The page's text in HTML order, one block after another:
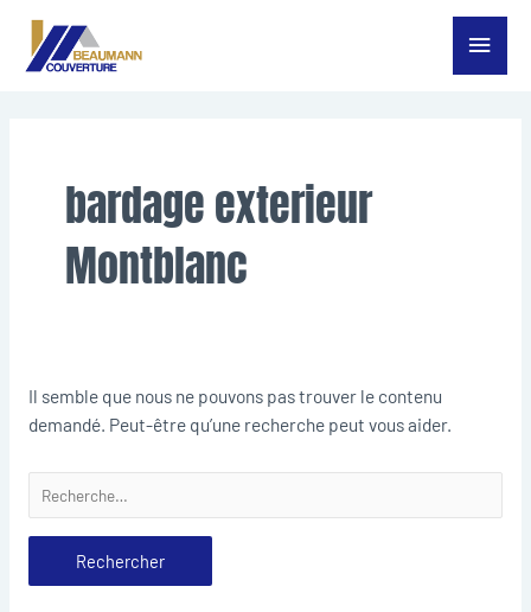
Aller
Menu
bardage exterieur
Montblanc
Il semble que nous ne pouvons pas trouver le contenu
demandé. Peut-être qu’une recherche peut vous aider.